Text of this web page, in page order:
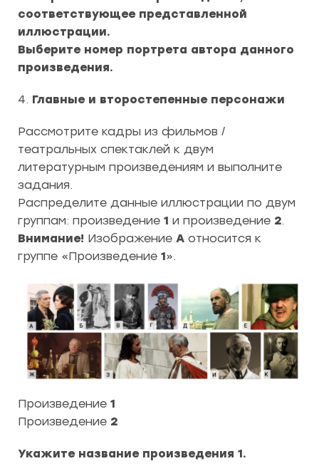
соответствующее представленной
иллюстрации.
Выберите номер портрета автора данного
произведения.
4. Главные и второстепенные персонажи
Рассмотрите кадры из фильмов /
театральных спектаклей к двум
литературным произведениям и выполните
задания.
Распределите данные иллюстрации по двум
группам: произведение 1 и произведение 2.
Внимание! Изображение А относится к
группе «Произведение 1».
Произведение 1
Произведение 2
Укажите название произведения 1.